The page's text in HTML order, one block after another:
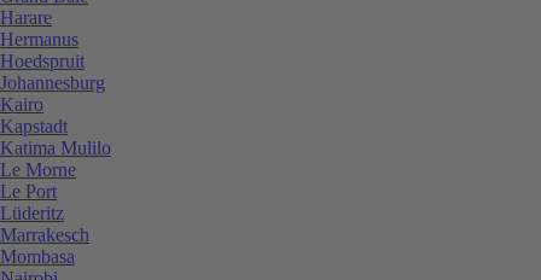
Harare
Hermanus
Hoedspruit
Johannesburg
Kairo
Kapstadt
Katima Mulilo
Le Morne
Le Port
Lüderitz
Marrakesch
Mombasa